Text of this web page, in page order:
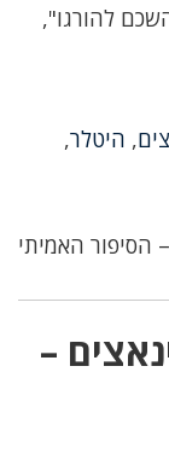
להורגו",
, היטלר,
הסיפור האמיתי
–